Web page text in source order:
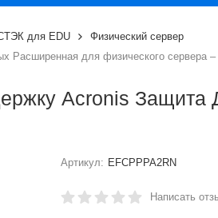
для EDU
Физический сервер
Расширенная для физического сервера
Acronis
Артикул: EFCPPPA2RN
Написать